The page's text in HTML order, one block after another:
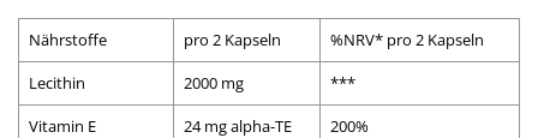
Nährstoffe pro 2 Kapseln
%NRV* pro 2 Kapseln
Lecithin
2000 mg
***
Vitamin E
24 mg alpha-TE
200%